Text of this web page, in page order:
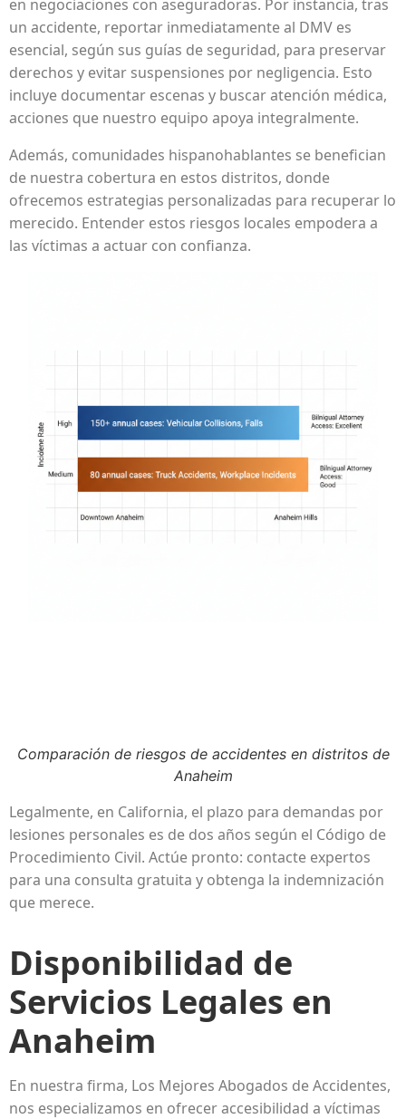
en negociaciones con aseguradoras. Por instancia, tras
un accidente, reportar inmediatamente al DMV es
esencial, según sus guías de seguridad, para preservar
derechos y evitar suspensiones por negligencia. Esto
incluye documentar escenas y buscar atención médica,
acciones que nuestro equipo apoya integralmente.
Además, comunidades hispanohablantes se benefician
de nuestra cobertura en estos distritos, donde
ofrecemos estrategias personalizadas para recuperar lo
merecido. Entender estos riesgos locales empodera a
las víctimas a actuar con confianza.
Comparación de riesgos de accidentes en distritos de
Anaheim
Legalmente, en California, el plazo para demandas por
lesiones personales es de dos años según el Código de
Procedimiento Civil. Actúe pronto: contacte expertos
para una consulta gratuita y obtenga la indemnización
que merece.
Disponibilidad de
Servicios Legales en
Anaheim
En nuestra firma, Los Mejores Abogados de Accidentes,
nos especializamos en ofrecer accesibilidad a víctimas